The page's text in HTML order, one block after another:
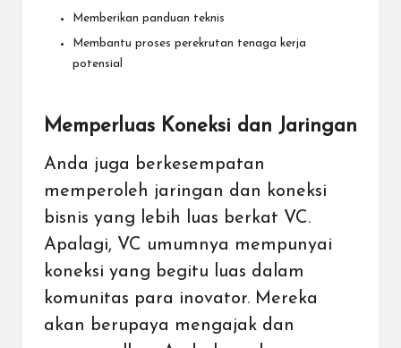
Memberikan panduan teknis
Membantu proses perekrutan tenaga kerja
potensial
Memperluas Koneksi dan Jaringan
Anda juga berkesempatan
memperoleh jaringan dan koneksi
bisnis yang lebih luas berkat VC.
Apalagi, VC umumnya mempunyai
koneksi yang begitu luas dalam
komunitas para inovator. Mereka
akan berupaya mengajak dan